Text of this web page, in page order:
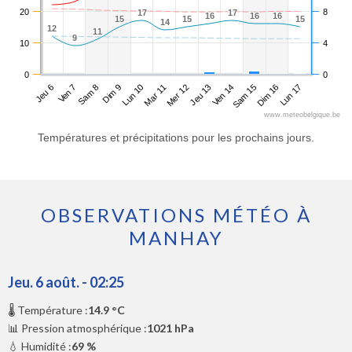
12
12
9
9
11
11
15
15
17
17
14
14 15
15 16
16 17
17 16
16 16
16 15
15
Jeu 6 Ven 7Sam 8Dim 9Lun 10Mar 11Mer 12Jeu 13Ven 14Sam 15Dim 16Lun 17
0
10
20
0
4
8
www.meteobelgique.be
Températures et précipitations pour les prochains jours.
OBSERVATIONS MÉTÉO À
MANHAY
Jeu. 6 août. - 02:25
🌡️ Température :14.9 °C
📊 Pression atmosphérique :1021 hPa
💧 Humidité :69 %